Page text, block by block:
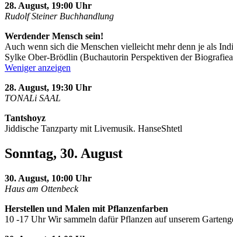
28. August, 19:00 Uhr
Rudolf Steiner Buchhandlung
Werdender Mensch sein!
Auch wenn sich die Menschen vielleicht mehr denn je als
Sylke Ober-Brödlin (Buchautorin Perspektiven der
Weniger anzeigen
28. August, 19:30 Uhr
TONALi SAAL
Tantshoyz
Jiddische Tanzparty mit Livemusik. HanseShtetl
Sonntag, 30. August
30. August, 10:00 Uhr
Haus am Ottenbeck
Herstellen und Malen mit Pflanzenfarben
10 -17 Uhr Wir sammeln dafür Pflanzen auf unserem